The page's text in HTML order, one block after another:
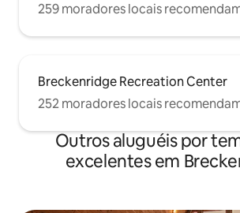
259 moradores locais
Breckenridge Recreation Center
252 moradores locais
Outros aluguéis por
excelentes em